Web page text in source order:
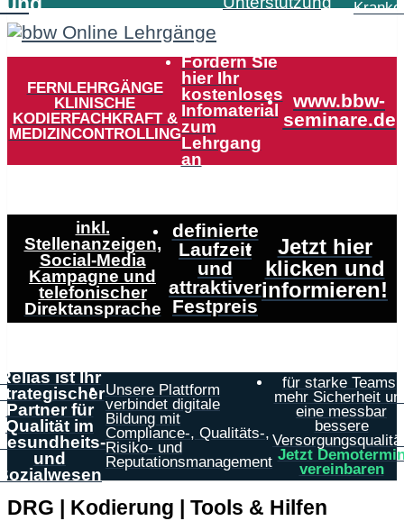
FERNLEHRGÄNGE
KLINISCHE
KODIERFACHKRAFT &
MEDIZINCONTROLLING
Fordern Sie
hier Ihr
kostenloses
Infomaterial
zum
Lehrgang
an
www.bbw-
seminare.de
inkl.
Stellenanzeigen,
Social-Media
Kampagne und
telefonischer
Direktansprache
definierte
Laufzeit
und
attraktiver
Festpreis
Jetzt hier
klicken und
informieren!
ist Ihr
Partner für
Qualität im
und
Unsere Plattform
verbindet digitale
Bildung mit
Compliance-, Qualitäts-,
Risiko- und
Reputationsmanagement
für starke Teams,
mehr Sicherheit
eine messbar
bessere
Jetzt
vereinbaren
DRG | Kodierung | Tools & Hilfen